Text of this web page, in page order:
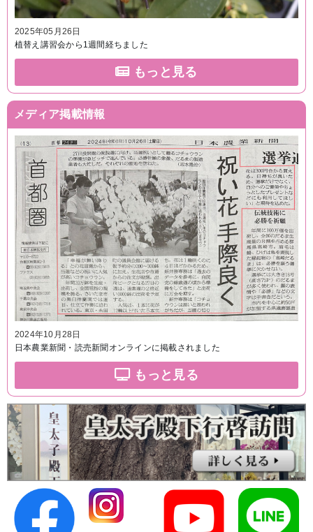
2025年05月26日
植替え講習会から1週間経ちました
もっと見る
メディア掲載情報
2024年10月28日
日本農業新聞・読売新聞オンラインに掲載されました
もっと見る